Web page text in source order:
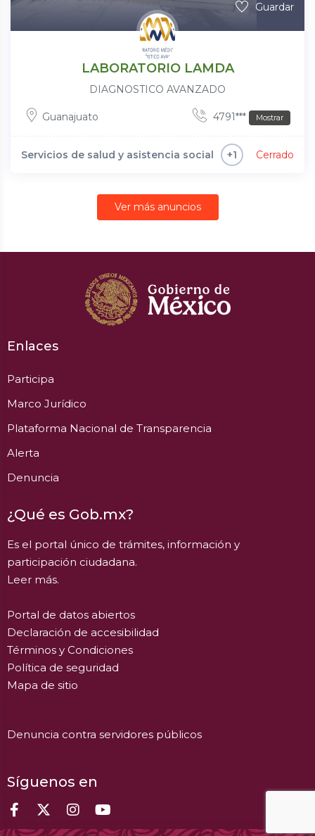
Guardar
LABORATORIO LAMDA
DIAGNOSTICO AVANZADO
Guanajuato 4791*** Mostrar
Servicios de salud y asistencia social +1 Cerrado
Ver más anuncios
Enlaces
Participa
Marco Jurídico
Plataforma Nacional de Transparencia
Alerta
Denuncia
¿Qué es Gob.mx?
Es el portal único de trámites, información y
participación ciudadana.
Leer más.
Portal de datos abiertos
Declaración de accesibilidad
Términos y Condiciones
Política de seguridad
Mapa de sitio
Denuncia contra servidores públicos
Síguenos en